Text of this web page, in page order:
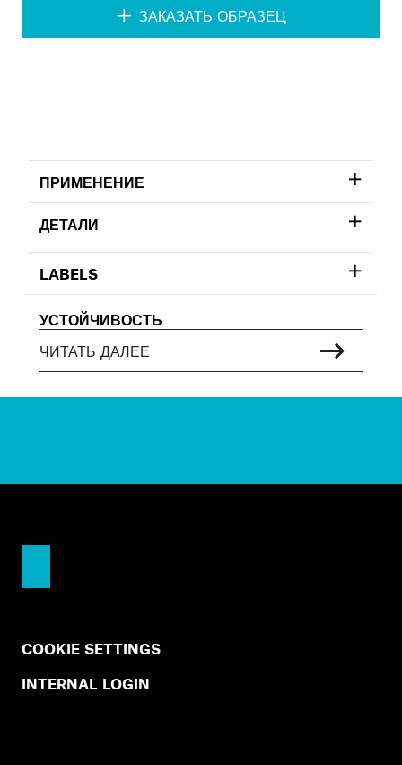
ЗАКАЗАТЬ ОБРАЗЕЦ
ПРИМЕНЕНИЕ
ДЕТАЛИ
LABELS
УСТОЙЧИВОСТЬ
ЧИТАТЬ ДАЛЕЕ
COOKIE SETTINGS
INTERNAL LOGIN